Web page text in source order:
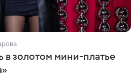
в золотом мини-платье